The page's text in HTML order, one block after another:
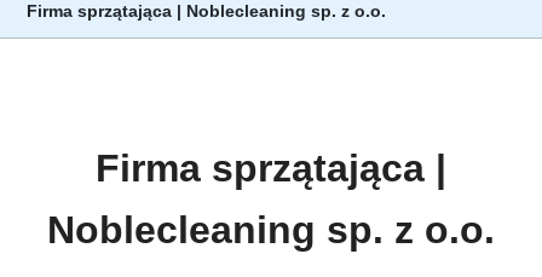
Firma sprzątająca | Noblecleaning sp. z o.o.
Firma sprzątająca |
Noblecleaning sp. z o.o.